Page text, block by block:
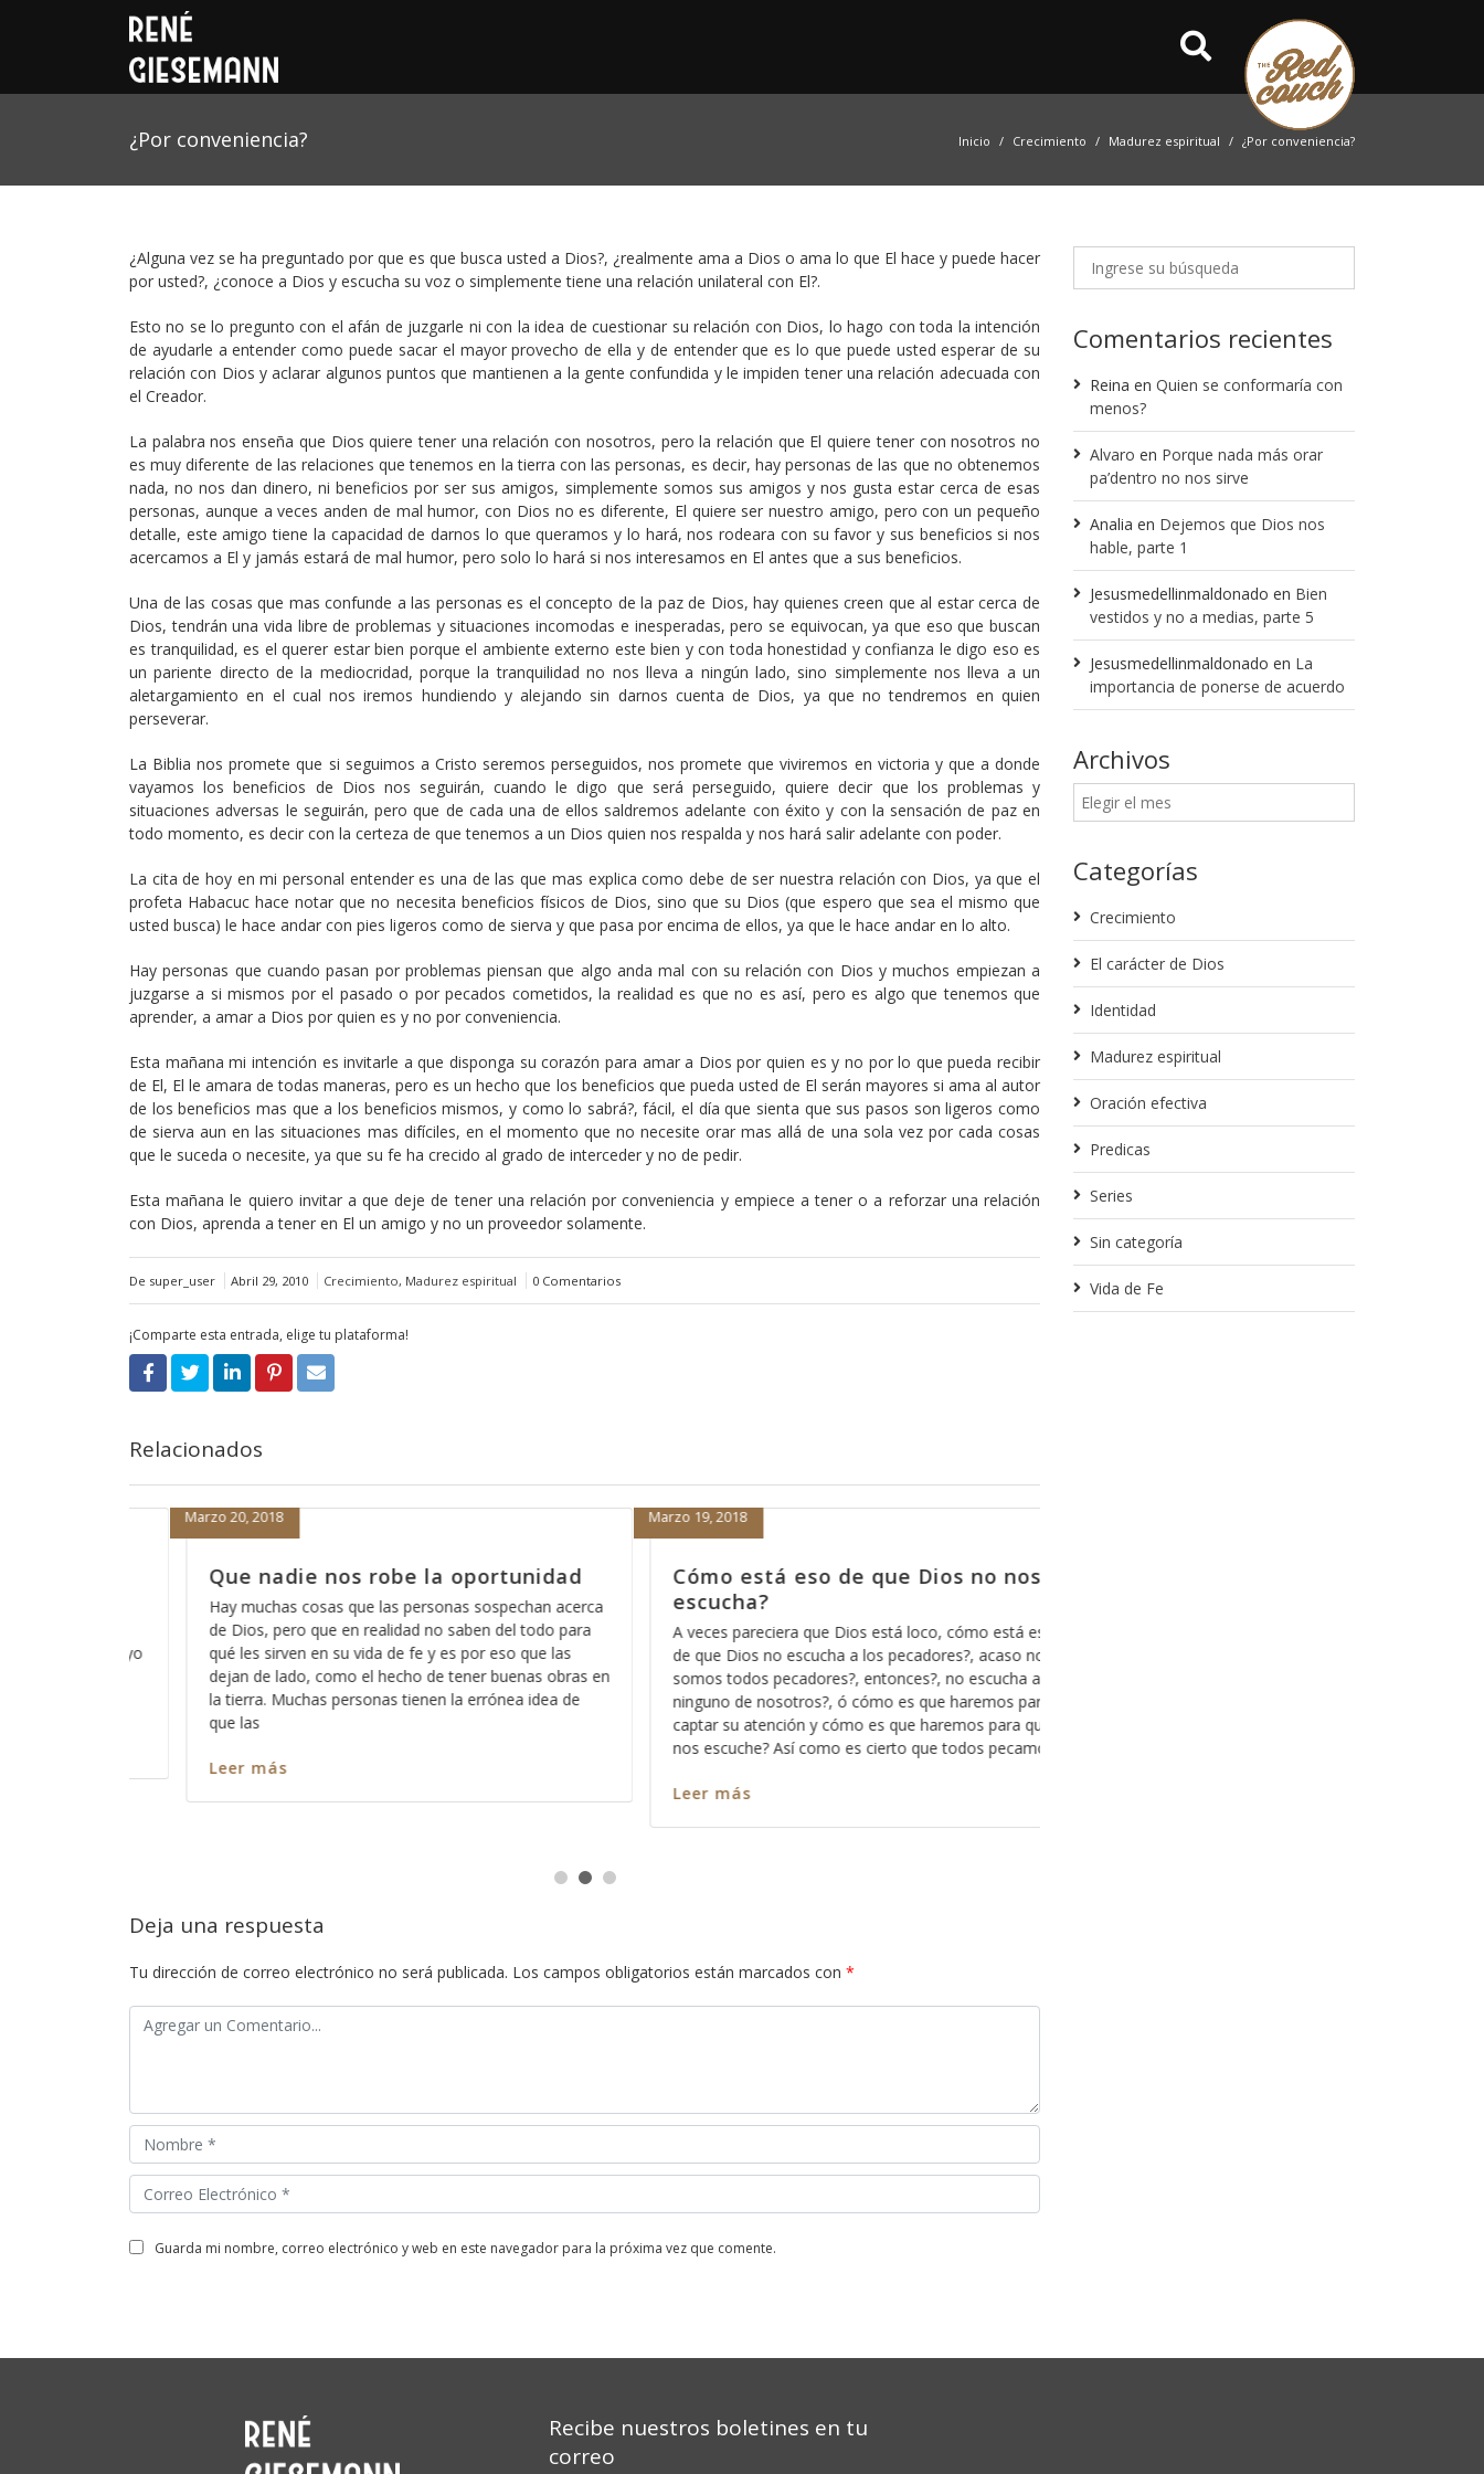
¿Por conveniencia? Inicio Crecimiento Madurez espiritual ¿Por conveniencia?
¿Alguna vez se ha preguntado por que es que busca usted a Dios?, ¿realmente ama a Dios o ama lo que El hace y puede hacer
por usted?, ¿conoce a Dios y escucha su voz o simplemente tiene una relación unilateral con El?.
Esto no se lo pregunto con el afán de juzgarle ni con la idea de cuestionar su relación con Dios, lo hago con toda la intención
de ayudarle a entender como puede sacar el mayor provecho de ella y de entender que es lo que puede usted esperar de su
relación con Dios y aclarar algunos puntos que mantienen a la gente confundida y le impiden tener una relación adecuada con
el Creador.
La palabra nos enseña que Dios quiere tener una relación con nosotros, pero la relación que El quiere tener con nosotros no
es muy diferente de las relaciones que tenemos en la tierra con las personas, es decir, hay personas de las que no obtenemos
nada, no nos dan dinero, ni beneficios por ser sus amigos, simplemente somos sus amigos y nos gusta estar cerca de esas
personas, aunque a veces anden de mal humor, con Dios no es diferente, El quiere ser nuestro amigo, pero con un pequeño
detalle, este amigo tiene la capacidad de darnos lo que queramos y lo hará, nos rodeara con su favor y sus beneficios si nos
acercamos a El y jamás estará de mal humor, pero solo lo hará si nos interesamos en El antes que a sus beneficios.
Una de las cosas que mas confunde a las personas es el concepto de la paz de Dios, hay quienes creen que al estar cerca de
Dios, tendrán una vida libre de problemas y situaciones incomodas e inesperadas, pero se equivocan, ya que eso que buscan
es tranquilidad, es el querer estar bien porque el ambiente externo este bien y con toda honestidad y confianza le digo eso es
un pariente directo de la mediocridad, porque la tranquilidad no nos lleva a ningún lado, sino simplemente nos lleva a un
aletargamiento en el cual nos iremos hundiendo y alejando sin darnos cuenta de Dios, ya que no tendremos en quien
perseverar.
La Biblia nos promete que si seguimos a Cristo seremos perseguidos, nos promete que viviremos en victoria y que a donde
vayamos los beneficios de Dios nos seguirán, cuando le digo que será perseguido, quiere decir que los problemas y
situaciones adversas le seguirán, pero que de cada una de ellos saldremos adelante con éxito y con la sensación de paz en
todo momento, es decir con la certeza de que tenemos a un Dios quien nos respalda y nos hará salir adelante con poder.
La cita de hoy en mi personal entender es una de las que mas explica como debe de ser nuestra relación con Dios, ya que el
profeta Habacuc hace notar que no necesita beneficios físicos de Dios, sino que su Dios (que espero que sea el mismo que
usted busca) le hace andar con pies ligeros como de sierva y que pasa por encima de ellos, ya que le hace andar en lo alto.
Hay personas que cuando pasan por problemas piensan que algo anda mal con su relación con Dios y muchos empiezan a
juzgarse a si mismos por el pasado o por pecados cometidos, la realidad es que no es así, pero es algo que tenemos que
aprender, a amar a Dios por quien es y no por conveniencia.
Esta mañana mi intención es invitarle a que disponga su corazón para amar a Dios por quien es y no por lo que pueda recibir
de El, El le amara de todas maneras, pero es un hecho que los beneficios que pueda usted de El serán mayores si ama al autor
de los beneficios mas que a los beneficios mismos, y como lo sabrá?, fácil, el día que sienta que sus pasos son ligeros como
de sierva aun en las situaciones mas difíciles, en el momento que no necesite orar mas allá de una sola vez por cada cosas
que le suceda o necesite, ya que su fe ha crecido al grado de interceder y no de pedir.
Esta mañana le quiero invitar a que deje de tener una relación por conveniencia y empiece a tener o a reforzar una relación
con Dios, aprenda a tener en El un amigo y no un proveedor solamente.
De super_user Abril 29, 2010 Crecimiento, Madurez espiritual 0 Comentarios
¡Comparte esta entrada, elige tu plataforma!
Relacionados
Cómo está eso de que Dios no nos
escucha?
Marzo 19, 2018
A veces pareciera que Dios está loco, cómo está eso
de que Dios no escucha a los pecadores?, acaso no
somos todos pecadores?, entonces?, no escucha a
ninguno de nosotros?, ó cómo es que haremos para
captar su atención y cómo es que haremos para que
Porque nada más orar pa’dentro no
nos sirve
Febrero 15, 2018
Hace días que reflexiono acerca de la revelación de
Dios pues ese método que Dios usa para mostrarnos
los significados no ocultos sino profundos de la
palabra, entre más nos vamos familiarizando con ella,
más profundo nos permite Dios ver en cada versículo y
en cada pasaja y más claro nos queda cada mensaje y
Leer más
Deja una respuesta
Tu dirección de correo electrónico no será publicada. Los campos obligatorios están marcados con *
guarda mi nombre, correo electrónico y web en este navegador para la próxima vez que comente.
Comentarios recientes
Reina en Quien se conformaría con
menos?
Alvaro en Porque nada más orar
pa’dentro no nos sirve
Analia en Dejemos que Dios nos
hable, parte 1
Jesusmedellinmaldonado en Bien
vestidos y no a medias, parte 5
Jesusmedellinmaldonado en La
importancia de ponerse de acuerdo
Archivos
Categorías
Crecimiento
El carácter de Dios
Identidad
Madurez espiritual
Oración efectiva
Predicas
Series
Sin categoría
Vida de Fe
Recibe nuestros boletines en tu
correo